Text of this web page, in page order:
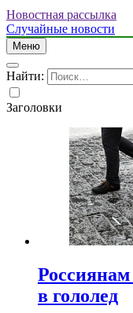
Новостная рассылка
Случайные новости
Меню
Найти:
Заголовки
в гололед